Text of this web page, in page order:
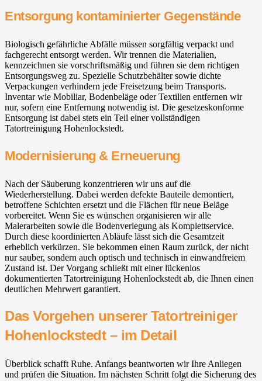
Entsorgung kontaminierter Gegenstände
Biologisch gefährliche Abfälle müssen sorgfältig verpackt und
fachgerecht entsorgt werden. Wir trennen die Materialien,
kennzeichnen sie vorschriftsmäßig und führen sie dem richtigen
Entsorgungsweg zu. Spezielle Schutzbehälter sowie dichte
Verpackungen verhindern jede Freisetzung beim Transports.
Inventar wie Mobiliar, Bodenbeläge oder Textilien entfernen wir
nur, sofern eine Entfernung notwendig ist. Die gesetzeskonforme
Entsorgung ist dabei stets ein Teil einer vollständigen
Tatortreinigung Hohenlockstedt.
Modernisierung & Erneuerung
Nach der Säuberung konzentrieren wir uns auf die
Wiederherstellung. Dabei werden defekte Bauteile demontiert,
betroffene Schichten ersetzt und die Flächen für neue Beläge
vorbereitet. Wenn Sie es wünschen organisieren wir alle
Malerarbeiten sowie die Bodenverlegung als Komplettservice.
Durch diese koordinierten Abläufe lässt sich die Gesamtzeit
erheblich verkürzen. Sie bekommen einen Raum zurück, der nicht
nur sauber, sondern auch optisch und technisch in einwandfreiem
Zustand ist. Der Vorgang schließt mit einer lückenlos
dokumentierten Tatortreinigung Hohenlockstedt ab, die Ihnen einen
deutlichen Mehrwert garantiert.
Das Vorgehen unserer Tatortreiniger
Hohenlockstedt – im Detail
Überblick schafft Ruhe. Anfangs beantworten wir Ihre Anliegen
und prüfen die Situation. Im nächsten Schritt folgt die Sicherung des